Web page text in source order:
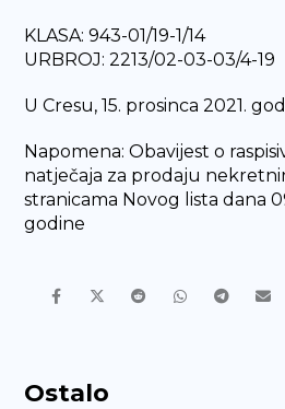
KLASA: 943-01/19-1/14
URBROJ: 2213/02-03-03/4-19
U Cresu, 15. prosinca 2021.
Napomena: Obavijest o
natječaja za prodaju
stranicama Novog lista dana
godine
Ostalo